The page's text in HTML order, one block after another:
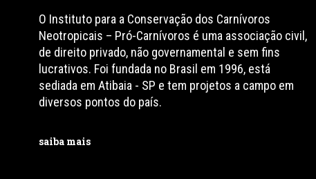
O Instituto para a Conservação dos Carnívoros
Neotropicais – Pró-Carnívoros é uma associação civil,
de direito privado, não governamental e sem fins
lucrativos. Foi fundada no Brasil em 1996, está
sediada em Atibaia - SP e tem projetos a campo em
diversos pontos do país.
saiba mais